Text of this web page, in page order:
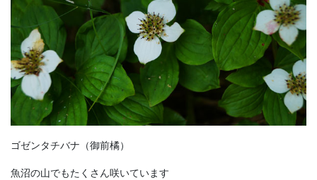
ゴゼンタチバナ （御前橘）
魚沼の山でもたくさん咲いています